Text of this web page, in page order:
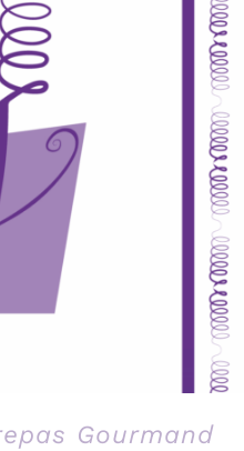
Gourmand